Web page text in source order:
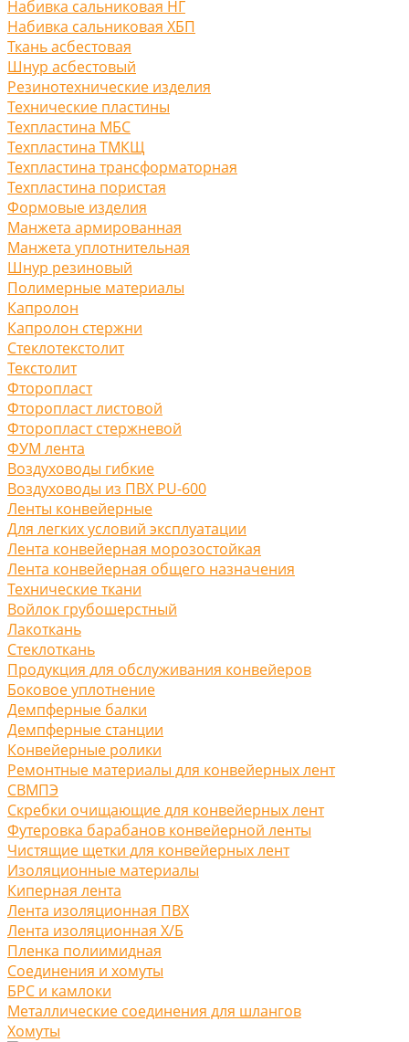
Набивка сальниковая НГ
Набивка сальниковая ХБП
Ткань асбестовая
Шнур асбестовый
Резинотехнические изделия
Технические пластины
Техпластина МБС
Техпластина ТМКЩ
Техпластина трансформаторная
Техпластина пористая
Формовые изделия
Манжета армированная
Манжета уплотнительная
Шнур резиновый
Полимерные материалы
Капролон
Капролон стержни
Стеклотекстолит
Текстолит
Фторопласт
Фторопласт листовой
Фторопласт стержневой
ФУМ лента
Воздуховоды гибкие
Воздуховоды из ПВХ PU-600
Ленты конвейерные
Для легких условий эксплуатации
Лента конвейерная морозостойкая
Лента конвейерная общего назначения
Технические ткани
Войлок грубошерстный
Лакоткань
Стеклоткань
Продукция для обслуживания конвейеров
Боковое уплотнение
Демпферные балки
Демпферные станции
Конвейерные ролики
Ремонтные материалы для конвейерных лент
СВМПЭ
Скребки очищающие для конвейерных лент
Футеровка барабанов конвейерной ленты
Чистящие щетки для конвейерных лент
Изоляционные материалы
Киперная лента
Лента изоляционная ПВХ
Лента изоляционная Х/Б
Пленка полиимидная
Соединения и хомуты
БРС и камлоки
Металлические соединения для шлангов
Хомуты